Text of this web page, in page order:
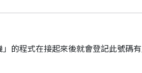
的程式在接起來後就會登記此號碼